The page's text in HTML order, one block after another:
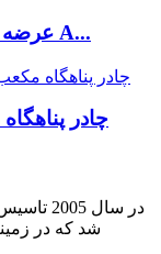
عرضه عمده بهترین فروش چادر ماهیگیری از A...
چادر
شد که در